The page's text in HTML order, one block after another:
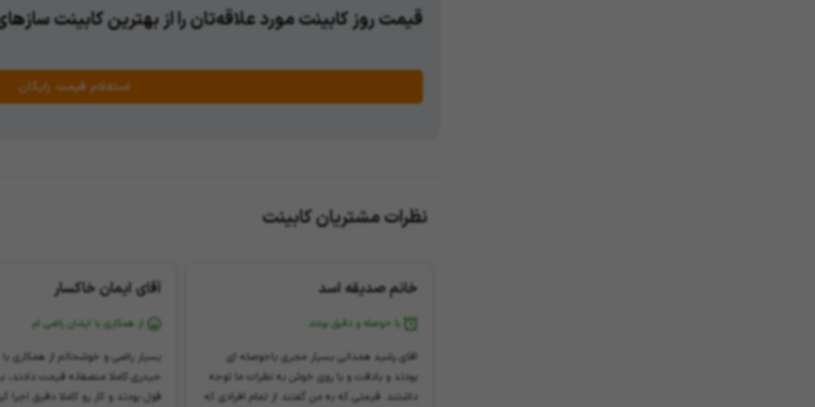
قیمت روز کابینت مورد علاقه‌تان را از بهترین کابینت
استعلام قیمت رایگان
نظرات مشتریان کابینت
خانم صدیقه اسد
با حوصله و دقیق بودند
اقای رشید همدانی بسیار مجری باحوصله ای
بودند و بادقت و با روی خوش به نظرات ما توجه
داشتند. قیمتی که به من گفتند از تمام افرادی که
آقای ایمان خاکسار
از همکاری با ایشان راضی ام
بسیار راضی و خوشحالم از همکاری
حیدری.کاملا منصفانه قیمت
قول بودند و کار رو کاملا دقیق اجرا